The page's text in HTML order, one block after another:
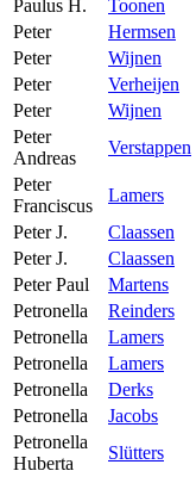
Paulus H.
Toonen
Peter
Hermsen
Peter
Wijnen
Peter
Verheijen
Peter
Wijnen
Peter
Andreas
Verstappen
Peter
Franciscus
Lamers
Peter J.
Claassen
Peter J.
Claassen
Peter Paul
Martens
Petronella
Reinders
Petronella
Lamers
Petronella
Lamers
Petronella
Derks
Petronella
Jacobs
Petronella
Huberta
Slütters